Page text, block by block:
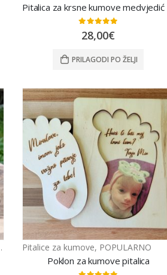
0out of 5
28,00€
PRILAGODI PO ŽELJI
Pitalice za kumove, POPULARNO
Poklon za kumove pitalica